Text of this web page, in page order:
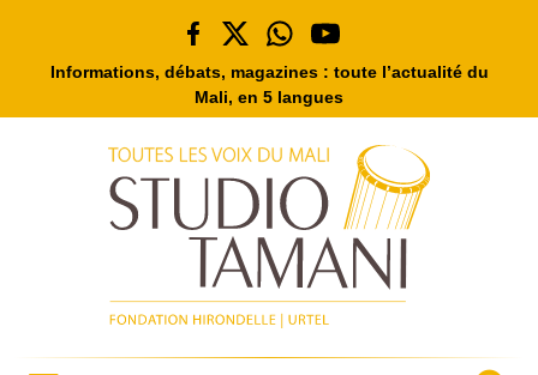
Informations, débats, magazines : toute l’actualité du
Mali, en 5 langues